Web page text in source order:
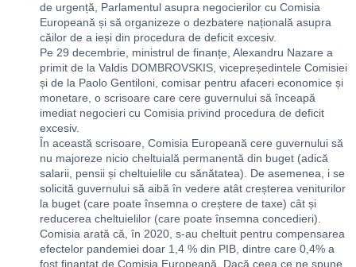
de urgență, Parlamentul asupra negocierilor cu Comisia
Europeană și să organizeze o dezbatere națională asupra
căilor de a ieși din procedura de deficit excesiv.
Pe 29 decembrie, ministrul de finanțe, Alexandru Nazare a
primit de la Valdis DOMBROVSKIS, vicepreședintele Comisiei
și de la Paolo Gentiloni, comisar pentru afaceri economice și
monetare, o scrisoare care cere guvernului să înceapă
imediat negocieri cu Comisia privind procedura de deficit
excesiv.
În această scrisoare, Comisia Europeană cere guvernului să
nu majoreze nicio cheltuială permanentă din buget (adică
salarii, pensii și cheltuielile cu sănătatea). De asemenea, i se
solicită guvernului să aibă în vedere atât creșterea veniturilor
la buget (care poate însemna o creștere de taxe) cât și
reducerea cheltuielilor (care poate însemna concedieri).
Comisia arată că, în 2020, s-au cheltuit pentru compensarea
efectelor pandemiei doar 1,4 % din PIB, dintre care 0,4% a
fost finanțat de Comisia Europeană. Dacă ceea ce ne spune